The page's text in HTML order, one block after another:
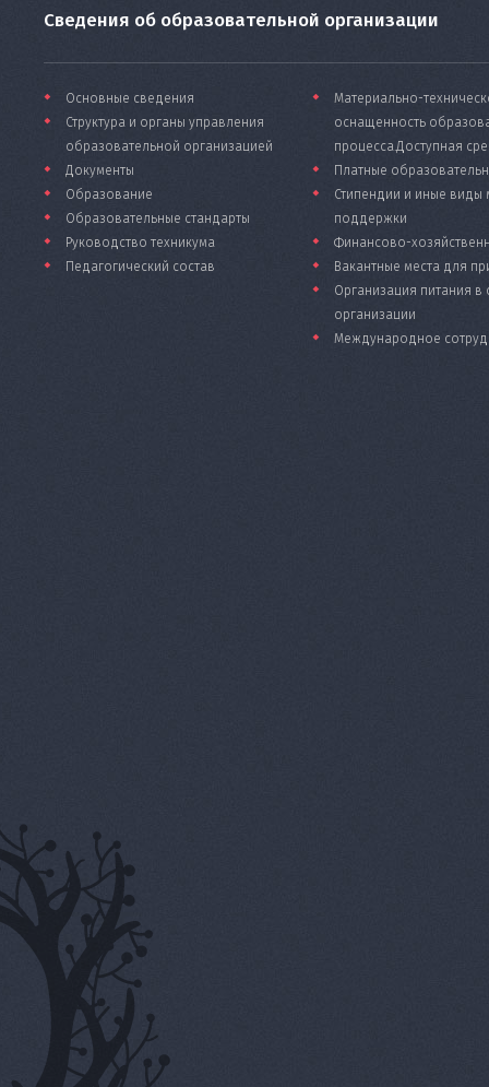
Сведения об образовательной организации
Основные сведения
Структура и органы управления
образовательной организацией
Документы
Образование
Образовательные стандарты
Руководство техникума
Педагогический состав
Материально-
оснащенность
процесса.Доступная
Платные
Стипендии и иные виды
поддержки
Финансово-
Вакантные места для
Организация питания
организации
Международное